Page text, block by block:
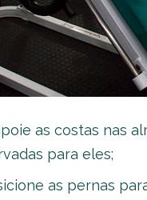
as costas nas
para eles;
as pernas